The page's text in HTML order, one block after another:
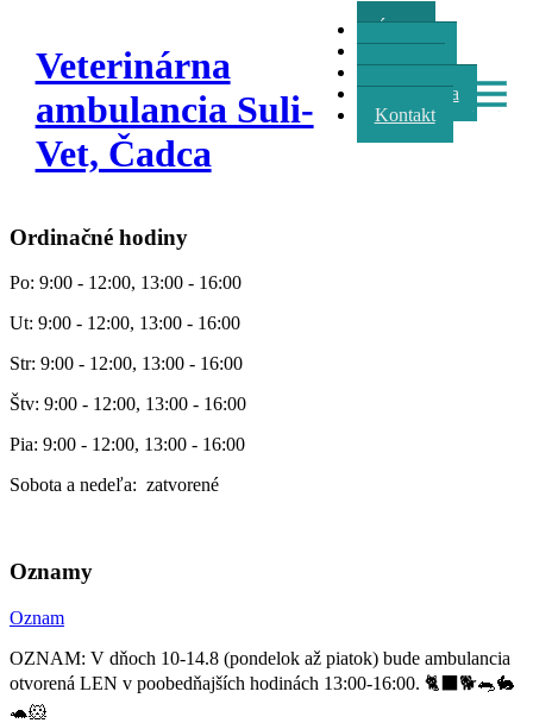
Veterinárna
ambulancia Suli-
Vet, Čadca
Úvod
Oznamy
Služby
Fotogaléria
Kontakt
Ordinačné hodiny
Po: 9:00 - 12:00, 13:00 - 16:00
Ut: 9:00 - 12:00, 13:00 - 16:00
Str: 9:00 - 12:00, 13:00 - 16:00
Štv: 9:00 - 12:00, 13:00 - 16:00
Pia: 9:00 - 12:00, 13:00 - 16:00
Sobota a nedeľa: zatvorené
Oznamy
Oznam
OZNAM: V dňoch 10-14.8 (pondelok až piatok) bude ambulancia
otvorená LEN v poobedňajších hodinách 13:00-16:00. 🐈‍⬛🐕🐀🐇
🐢🐹